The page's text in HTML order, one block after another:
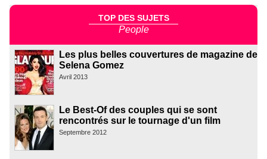
TOP DES SUJETS
People
Les plus belles couvertures de magazine de
Selena Gomez
Avril 2013
Le Best-Of des couples qui se sont
rencontrés sur le tournage d'un film
Septembre 2012